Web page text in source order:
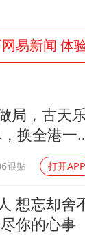
向鹏0-3不
东方之约
易新闻 体
局，古天
换全港一
跟贴 打开APP
尽你的心事